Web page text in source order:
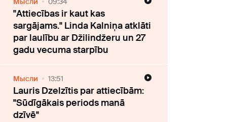
"Attiecības ir kaut kas
sargājams." Linda Kalniņa atklāti
par laulību ar Džilindžeru un 27
gadu vecuma starpību
Мысли 13:51
Lauris Dzelzītis par attiecībām:
"Sūdīgākais periods manā
dzīvē"